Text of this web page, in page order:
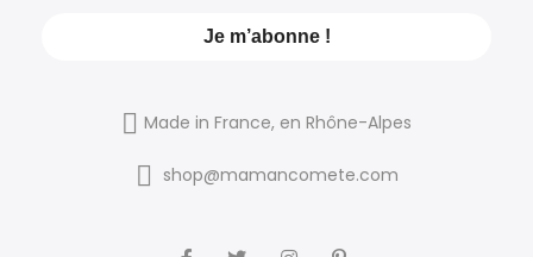
Made in France, en Rhône-Alpes
shop@mamancomete.com